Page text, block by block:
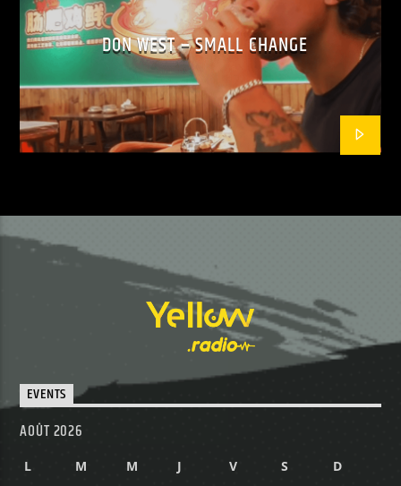
DON WEST – SMALL CHANGE
EVENTS
AOÛT 2026
L M M J V S D